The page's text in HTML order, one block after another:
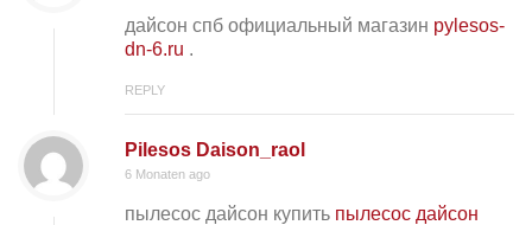
дайсон спб официальный магазин pylesos-
dn-6.ru .
REPLY
Pilesos Daison_raol
6 Monaten ago
пылесос дайсон купить пылесос дайсон